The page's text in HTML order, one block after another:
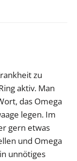
zu
aktiv. Man
das Omega
legen. Im
gern etwas
und Omega
unnötiges